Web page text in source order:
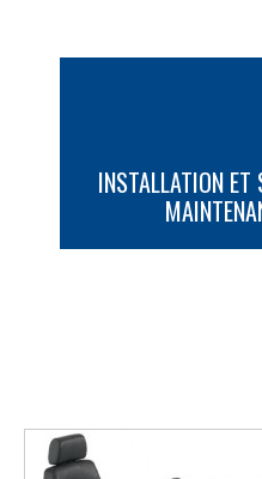
INSTALLATION ET
PLUS D'INFORMATION